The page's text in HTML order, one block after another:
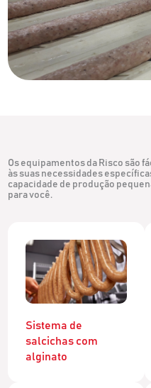
Os equipamentos da Risco são
às suas necessidades
capacidade de produção
para você.
Sistema de
salcichas com
alginato